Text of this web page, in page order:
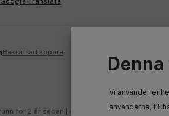
Vi använder
användarna,
Bekräftad köpare
för 2 år sedan | cocopanda.no